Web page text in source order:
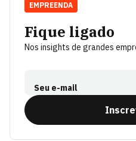
Fique ligado
Nos insights de grandes
Seu e-mail
EMPREENDA